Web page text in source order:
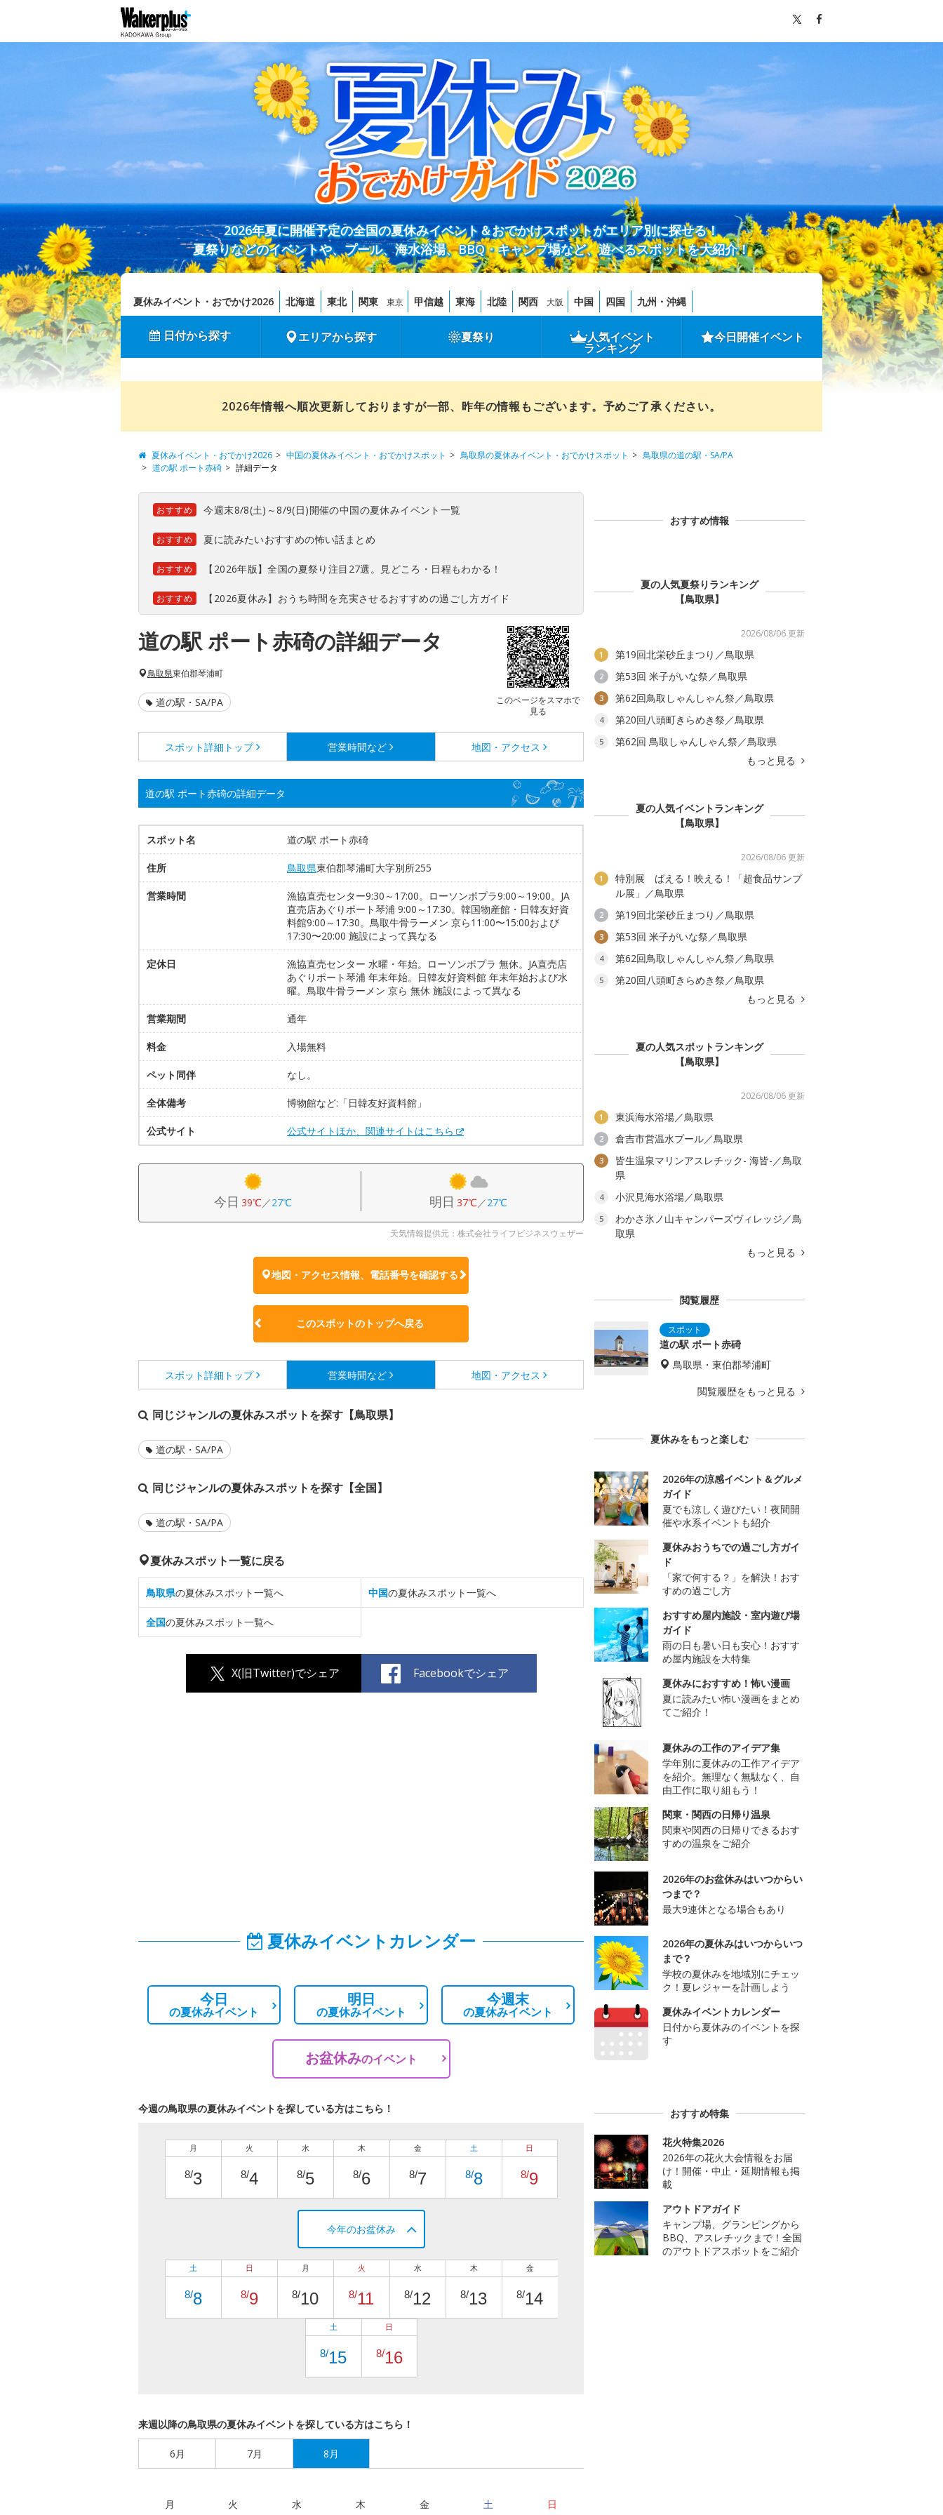
2026年夏に開催予定の全国の夏休みイベント＆おでかけスポットがエリア別に探せる！
夏祭りなどのイベントや、プール、海水浴場、BBQ・キャンプ場など、遊べるスポットを大紹介！
夏休みイベント・おでかけ2026 北海道 東北 関東 東京 甲信越 東海 北陸 関西 大阪 中国 四国 九州・沖縄
日付から探す エリアから探す 夏祭り 人気イベント
ランキング
今日開催イベント
2026年情報へ順次更新しておりますが一部、昨年の情報もございます。予めご了承ください。
夏休みイベント・おでかけ2026 中国の夏休みイベント・おでかけスポット 鳥取県の夏休みイベント・おでかけスポット
鳥取県の道の駅・SA/PA
道の駅 ポート赤碕
詳細データ
おすすめ 今週末8/8(土)～8/9(日)開催の中国の夏休みイベント一覧
おすすめ 夏に読みたいおすすめの怖い話まとめ
おすすめ 【2026年版】全国の夏祭り注目27選。見どころ・日程もわかる！
おすすめ 【2026夏休み】おうち時間を充実させるおすすめの過ごし方ガイド
道の駅 ポート赤碕の詳細データ
このページをスマホで
見る
鳥取県東伯郡琴浦町
道の駅・SA/PA
スポット詳細 トップ 営業時間など 地図・アクセス
道の駅 ポート赤碕の詳細データ
スポット名 道の駅 ポート赤碕
住所 鳥取県東伯郡琴浦町大字別所255
営業時間
漁協直売センター9:30～17:00。ローソンポプラ9:00～19:00。JA
直売店あぐりポート琴浦 9:00～17:30。韓国物産館・日韓友好資
料館9:00～17:30。鳥取牛骨ラーメン 京ら11:00〜15:00および
17:30〜20:00 施設によって異なる
定休日
漁協直売センター 水曜・年始。ローソンポプラ 無休。JA直売店
あぐりポート琴浦 年末年始。日韓友好資料館 年末年始および水
曜。鳥取牛骨ラーメン 京ら 無休 施設によって異なる
営業期間 通年
料金 入場無料
ペット同伴 なし。
全体備考 博物館など:「日韓友好資料館」
公式サイト 公式サイトほか、関連サイトはこちら
今日 39℃／27℃ 明日 37℃／27℃
天気情報提供元：株式会社ライフビジネスウェザー
地図・アクセス情報、電話番号を確認する
このスポットのトップへ戻る
スポット詳細 トップ 営業時間など 地図・アクセス
同じジャンルの夏休みスポットを探す【鳥取県】
道の駅・SA/PA
同じジャンルの夏休みスポットを探す【全国】
道の駅・SA/PA
夏休みスポット一覧に戻る
鳥取県の夏休みスポット一覧へ 中国の夏休みスポット一覧へ
全国の夏休みスポット一覧へ
X(旧Twitter)でシェア Facebookでシェア
夏休みイベントカレンダー
今日
の夏休みイベント
明日
の夏休みイベント
今週末
の夏休みイベント
お盆休みのイベント
今週の鳥取県の夏休みイベントを探している方はこちら！
月
8/3
火
8/4
水
8/5
木
8/6
金
8/7
土
8/8
日
8/9
今年のお盆休み
土
8/8
日
8/9
月
8/10
火
8/11
水
8/12
木
8/13
金
8/14
土
8/15
日
8/16
来週以降の鳥取県の夏休みイベントを探している方はこちら！
6月 7月 8月
月 火 水 木 金 土 日
おすすめ情報
夏の人気夏祭りランキング
【鳥取県】
2026/08/06 更新
1 第19回北栄砂丘まつり／鳥取県
2 第53回 米子がいな祭／鳥取県
3 第62回鳥取しゃんしゃん祭／鳥取県
4 第20回八頭町きらめき祭／鳥取県
5
第62回 鳥取しゃんしゃん祭／鳥取県
もっと見る
夏の人気イベントランキング
【鳥取県】
2026/08/06 更新
1
特別展 ばえる！映える！「超食品サンプ
ル展」／鳥取県
2 第19回北栄砂丘まつり／鳥取県
3 第53回 米子がいな祭／鳥取県
4 第62回鳥取しゃんしゃん祭／鳥取県
5
第20回八頭町きらめき祭／鳥取県
もっと見る
夏の人気スポットランキング
【鳥取県】
2026/08/06 更新
1 東浜海水浴場／鳥取県
2 倉吉市営温水プール／鳥取県
3
皆生温泉マリンアスレチック- 海皆-／鳥取
県
4 小沢見海水浴場／鳥取県
5
わかさ氷ノ山キャンパーズヴィレッジ／鳥
取県
もっと見る
閲覧履歴
道の駅 ポート赤碕
鳥取県・東伯郡琴浦町
閲覧履歴をもっと見る
夏休みをもっと楽しむ
2026年の涼感イベント＆グルメ
ガイド
夏でも涼しく遊びたい！夜間開
催や水系イベントも紹介
夏休みおうちでの過ごし方ガイ
ド
「家で何する？」を解決！おす
すめの過ごし方
おすすめ屋内施設・室内遊び場
ガイド
雨の日も暑い日も安心！おすす
め屋内施設を大特集
夏休みにおすすめ！怖い漫画
夏に読みたい怖い漫画をまとめ
てご紹介！
夏休みの工作のアイデア集
学年別に夏休みの工作アイデア
を紹介。無理なく無駄なく、自
由工作に取り組もう！
関東・関西の日帰り温泉
関東や関西の日帰りできるおす
すめの温泉をご紹介
2026年のお盆休みはいつからい
つまで？
最大9連休となる場合もあり
2026年の夏休みはいつからいつ
まで？
学校の夏休みを地域別にチェッ
ク！夏レジャーを計画しよう
夏休みイベントカレンダー
日付から夏休みのイベントを探
す
おすすめ特集
花火特集2026
2026年の花火大会情報をお届
け！開催・中止・延期情報も掲
載
アウトドアガイド
キャンプ場、グランピングから
BBQ、アスレチックまで！全国
のアウトドアスポットをご紹介